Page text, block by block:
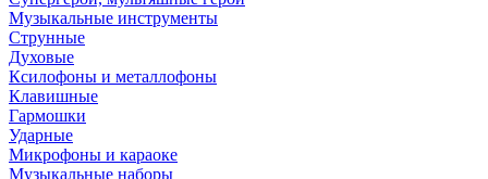
Музыкальные инструменты
Струнные
Духовые
Ксилофоны и металлофоны
Клавишные
Гармошки
Ударные
Микрофоны и караоке
Музыкальные наборы